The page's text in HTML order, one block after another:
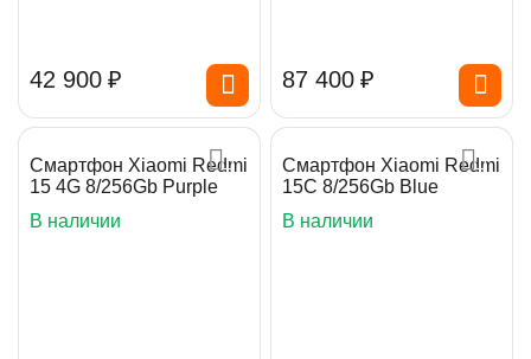
42 900 ₽ 87 400 ₽
Смартфон Xiaomi Redmi
15 4G 8/256Gb Purple
В наличии
Смартфон Xiaomi Redmi
15C 8/256Gb Blue
В наличии